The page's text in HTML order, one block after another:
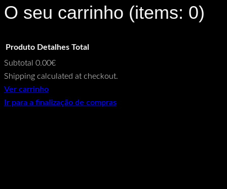
O seu carrinho (items: 0)
Products
in
Produto Detalhes Total
Subtotal 0.00€
Shipping calculated at checkout.
Ver carrinho
Ir para a finalização de compras